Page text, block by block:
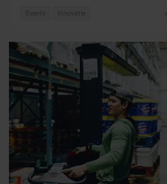
Events Innovatie